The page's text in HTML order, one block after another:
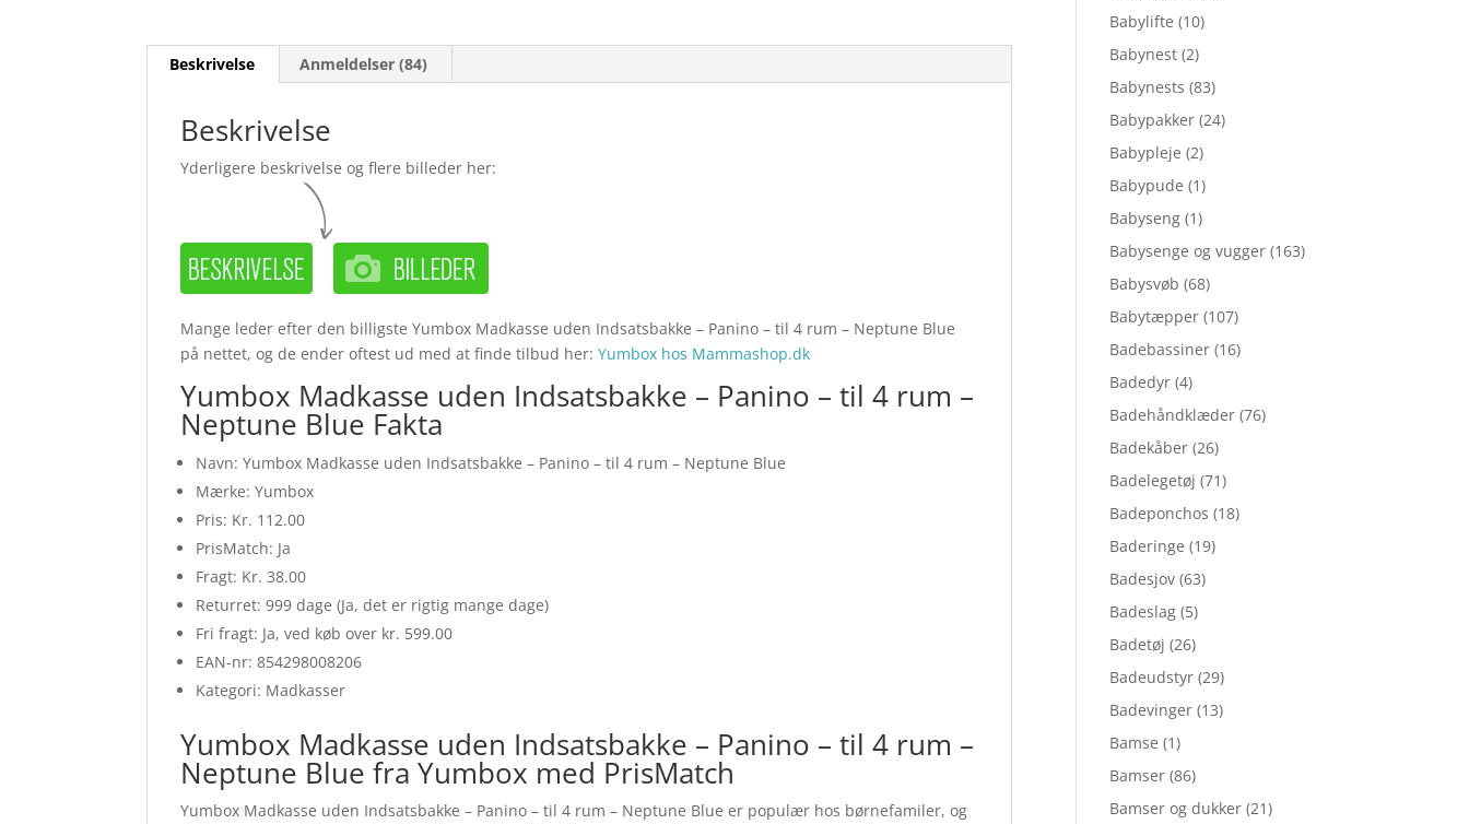
Beskrivelse Anmeldelser (84)
Beskrivelse
Yderligere beskrivelse og flere billeder her:
Mange leder efter den billigste Yumbox Madkasse uden Indsatsbakke – Panino – til 4 rum – Neptune Blue
på nettet, og de ender oftest ud med at finde tilbud her:Yumbox hos Mammashop.dk
Yumbox Madkasse uden Indsatsbakke – Panino – til 4 rum –
Neptune Blue Fakta
Navn: Yumbox Madkasse uden Indsatsbakke – Panino – til 4 rum – Neptune Blue
Mærke: Yumbox
Pris: Kr. 112.00
PrisMatch: Ja
Fragt: Kr. 38.00
Returret: 999 dage (Ja, det er rigtig mange dage)
Fri fragt: Ja, ved køb over kr. 599.00
EAN-nr: 854298008206
Kategori: Madkasser
Yumbox Madkasse uden Indsatsbakke – Panino – til 4 rum –
Neptune Blue fra Yumbox med PrisMatch
Yumbox Madkasse uden Indsatsbakke – Panino – til 4 rum – Neptune Blue er populær hos børnefamiler, og
Babylifte (10)
Babynest (2)
Babynests (83)
Babypakker (24)
Babypleje (2)
Babypude (1)
Babyseng (1)
Babysenge og vugger (163)
Babysvøb (68)
Babytæpper (107)
Badebassiner (16)
Badedyr (4)
Badehåndklæder (76)
Badekåber (26)
Badelegetøj (71)
Badeponchos (18)
Baderinge (19)
Badesjov (63)
Badeslag (5)
Badetøj (26)
Badeudstyr (29)
Badevinger (13)
Bamse (1)
Bamser (86)
Bamser og dukker (21)